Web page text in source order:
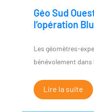
Géo Sud
l’opération
Les géomètres-
bénévolement
Lire la suite